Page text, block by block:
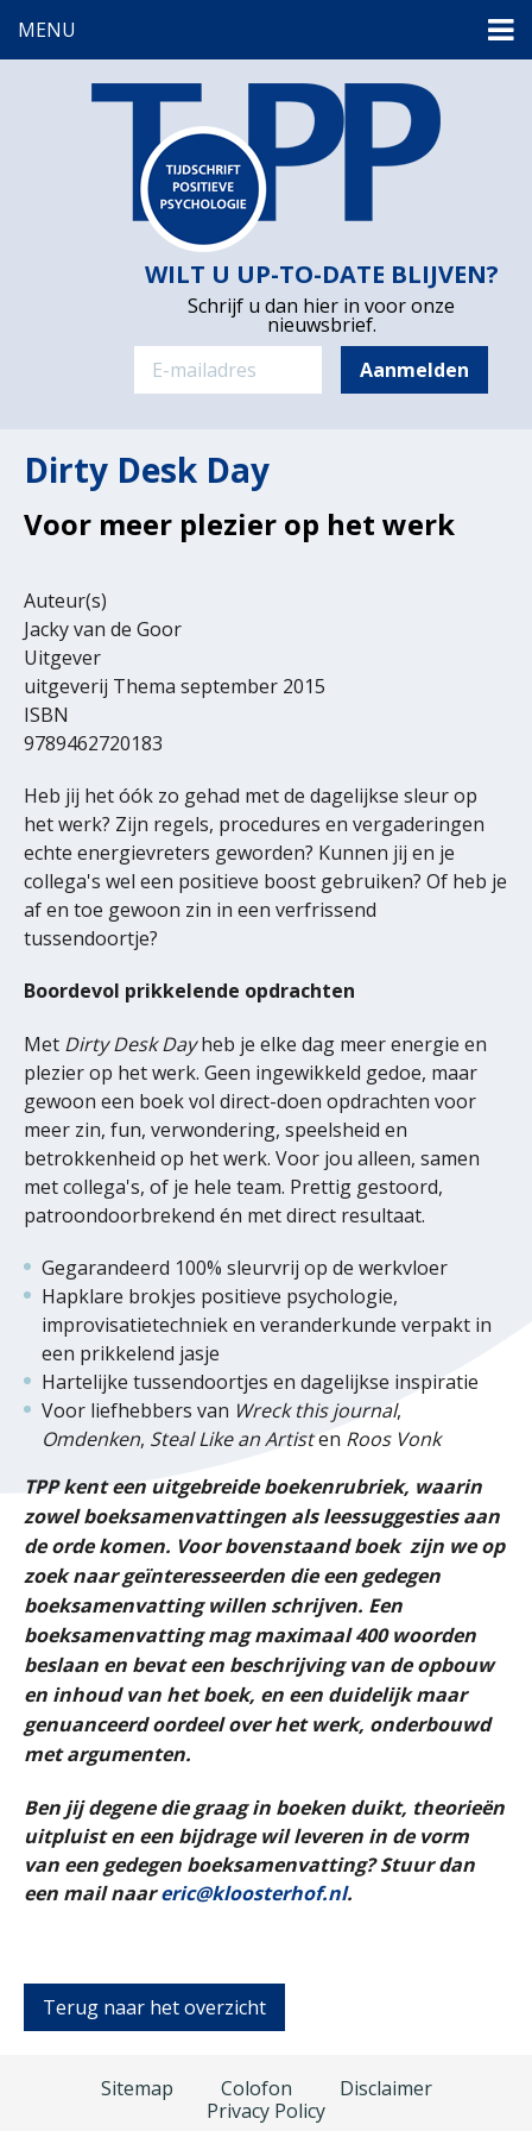
MENU
WILT U UP-TO-DATE BLIJVEN?
Schrijf u dan hier in voor onze
nieuwsbrief.
Dirty Desk Day
Voor meer plezier op het werk
Auteur(s)
Jacky van de Goor
Uitgever
uitgeverij Thema september 2015
ISBN
9789462720183
Heb jij het óók zo gehad met de dagelijkse sleur op
het werk? Zijn regels, procedures en vergaderingen
echte energievreters geworden? Kunnen jij en je
collega's wel een positieve boost gebruiken? Of heb je
af en toe gewoon zin in een verfrissend
tussendoortje?
Boordevol prikkelende opdrachten
Met Dirty Desk Dayheb je elke dag meer energie en
plezier op het werk. Geen ingewikkeld gedoe, maar
gewoon een boek vol direct-doen opdrachten voor
meer zin, fun, verwondering, speelsheid en
betrokkenheid op het werk. Voor jou alleen, samen
met collega's, of je hele team. Prettig gestoord,
patroondoorbrekend én met direct resultaat.
Gegarandeerd 100% sleurvrij op de werkvloer
Hapklare brokjes positieve psychologie,
improvisatietechniek en veranderkunde verpakt in
een prikkelend jasje
Hartelijke tussendoortjes en dagelijkse inspiratie
Voor liefhebbers van Wreck this journal,
Omdenken, Steal Like an Artisten Roos Vonk
TPP kent een uitgebreide boekenrubriek, waarin
zowel boeksamenvattingen als leessuggesties aan
de orde komen. Voor bovenstaand boek zijn we op
zoek naar geïnteresseerden die een gedegen
boeksamenvatting willen schrijven. Een
boeksamenvatting mag maximaal 400 woorden
beslaan en bevat een beschrijving van de opbouw
en inhoud van het boek, en een duidelijk maar
genuanceerd oordeel over het werk, onderbouwd
met argumenten.
Ben jij degene die graag in boeken duikt, theorieën
uitpluist en een bijdrage wil leveren in de vorm
van een gedegen boeksamenvatting? Stuur dan
een mail naareric@kloosterhof.nl.
Terug naar het overzicht
Sitemap Colofon
Disclaimer
Privacy Policy